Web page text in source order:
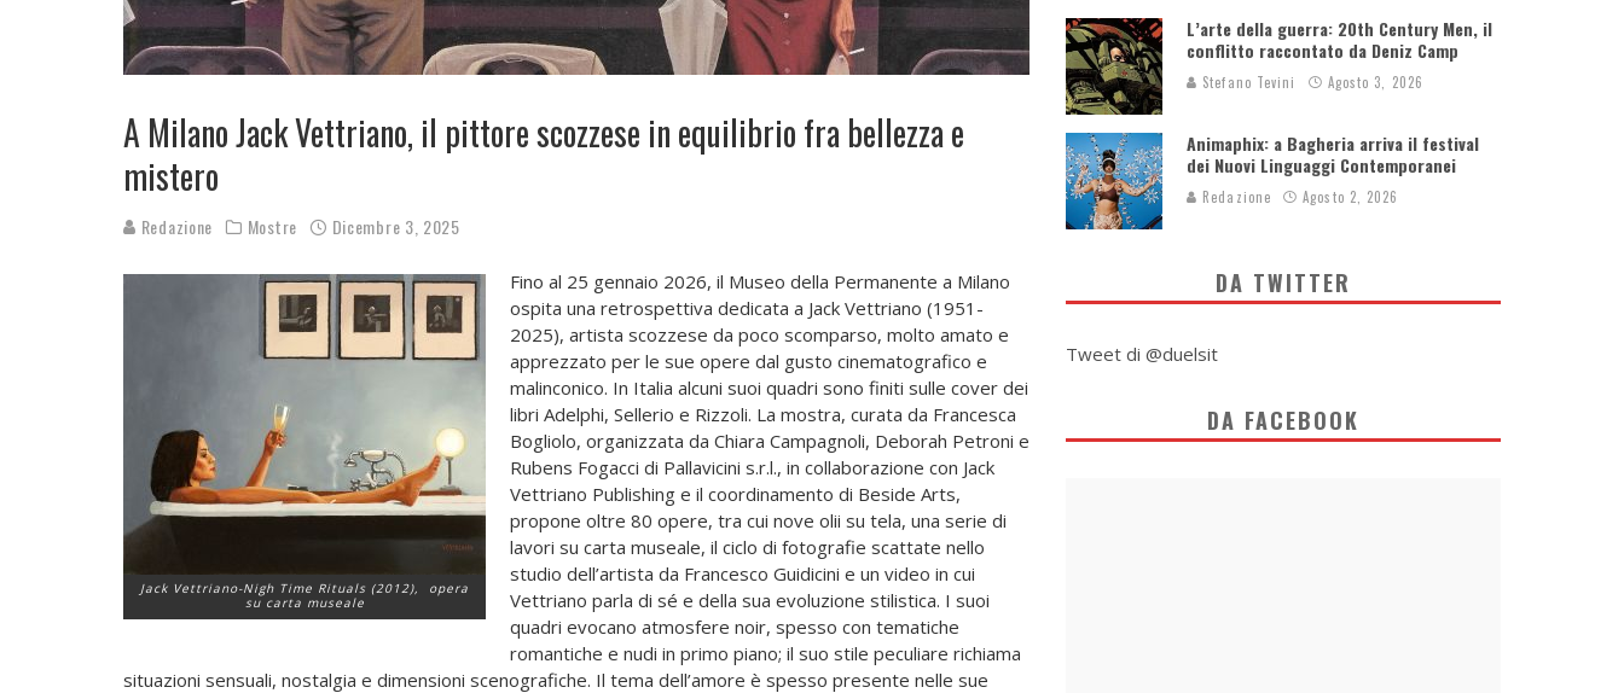
A Milano Jack Vettriano, il pittore scozzese in equilibrio fra bellezza e
mistero
Redazione Mostre Dicembre 3, 2025
Jack Vettriano-Nigh Time Rituals (2012), opera
su carta museale
Fino al 25 gennaio 2026, il Museo della Permanente a Milano
ospita una retrospettiva dedicata a Jack Vettriano (1951-
2025), artista scozzese da poco scomparso, molto amato e
apprezzato per le sue opere dal gusto cinematografico e
malinconico. In Italia alcuni suoi quadri sono finiti sulle cover dei
libri Adelphi, Sellerio e Rizzoli. La mostra, curata da Francesca
Bogliolo, organizzata da Chiara Campagnoli, Deborah Petroni e
Rubens Fogacci di Pallavicini s.r.l., in collaborazione con Jack
Vettriano Publishing e il coordinamento di Beside Arts,
propone oltre 80 opere, tra cui nove olii su tela, una serie di
lavori su carta museale, il ciclo di fotografie scattate nello
studio dell’artista da Francesco Guidicini e un video in cui
Vettriano parla di sé e della sua evoluzione stilistica. I suoi
quadri evocano atmosfere noir, spesso con tematiche
romantiche e nudi in primo piano; il suo stile peculiare richiama
situazioni sensuali, nostalgia e dimensioni scenografiche. Il tema dell’amore è spesso presente nelle sue
L’arte della guerra: 20th Century Men, il
conflitto raccontato da Deniz Camp
Stefano Tevini Agosto 3, 2026
Animaphix: a Bagheria arriva il festival
dei Nuovi Linguaggi Contemporanei
Redazione Agosto 2, 2026
DA TWITTER
Tweet di @duelsit
DA FACEBOOK